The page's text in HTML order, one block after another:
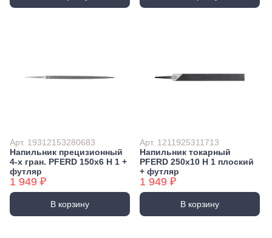
Арт. 19312153280683
Напильник прецизионный
4-х гран. PFERD 150х6 H 1 +
футляр
1 949 ₽
В корзину
Арт. 1211925311713
Напильник токарный
PFERD 250х10 H 1 плоский
+ футляр
1 949 ₽
В корзину